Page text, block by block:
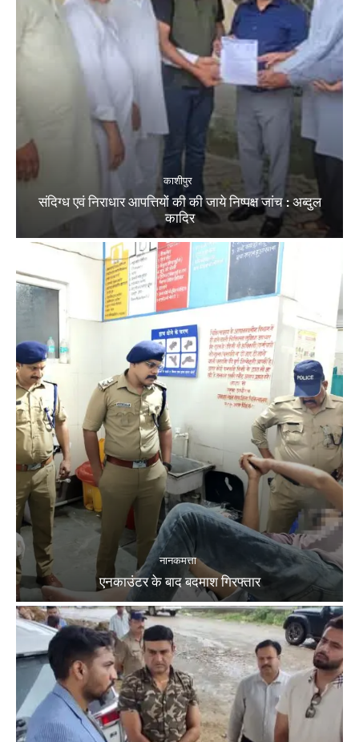
काशीपुर
संदिग्ध एवं निराधार आपत्तियों की की जाये निष्पक्ष जांच : अब्दुल
कादिर
नानकमत्ता
एनकाउंटर के बाद बदमाश गिरफ्तार